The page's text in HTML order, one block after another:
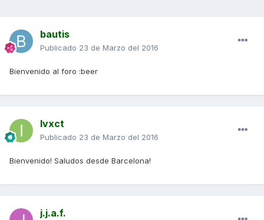
bautis
Publicado 23 de Marzo del 2016
Bienvenido al foro :beer
Ivxct
Publicado 23 de Marzo del 2016
Bienvenido! Saludos desde Barcelona!
j.j.a.f.